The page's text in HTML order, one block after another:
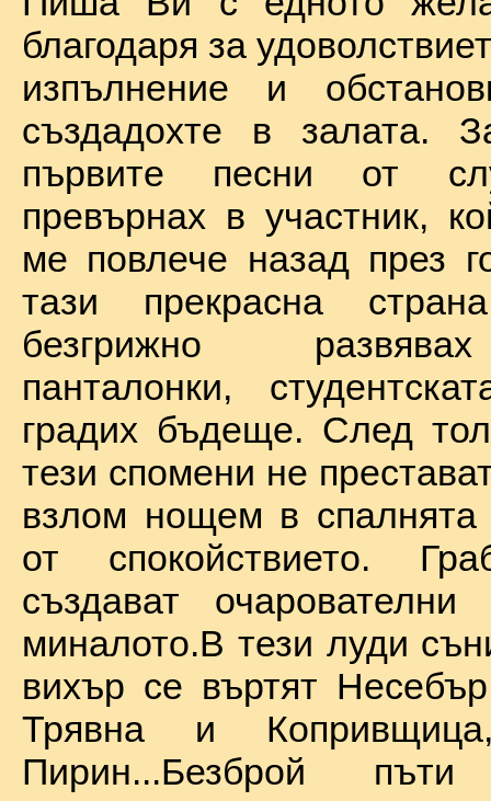
благодаря за
изпълнение и
създадохте в залата.
първите песни от
превърнах в участник,
ме повлече назад през
тази прекрасна
безгрижно
панталонки,
градих бъдеще. След
тези спомени не
взлом нощем в спалнята
от спокойствието.
създават
миналото.В тези луди
вихър се въртят
Трявна и
Пирин...Безброй